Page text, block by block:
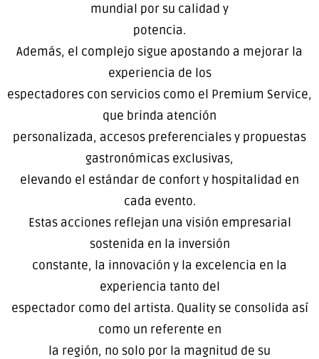
mundial por su calidad y
potencia.
Además, el complejo sigue apostando a mejorar la
experiencia de los
espectadores con servicios como el Premium Service,
que brinda atención
personalizada, accesos preferenciales y propuestas
gastronómicas exclusivas,
elevando el estándar de confort y hospitalidad en
cada evento.
Estas acciones reflejan una visión empresarial
sostenida en la inversión
constante, la innovación y la excelencia en la
experiencia tanto del
espectador como del artista. Quality se consolida así
como un referente en
la región, no solo por la magnitud de su